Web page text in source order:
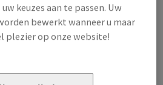
keuzes aan te passen. Uw
bewerkt wanneer u maar
plezier op onze website!